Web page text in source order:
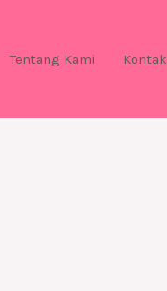
Tentang Kami Kontak